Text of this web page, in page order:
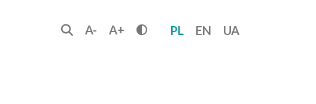
A- A+ Tryb ciemny / Wyświetlaj czarne tło i
PL EN UA